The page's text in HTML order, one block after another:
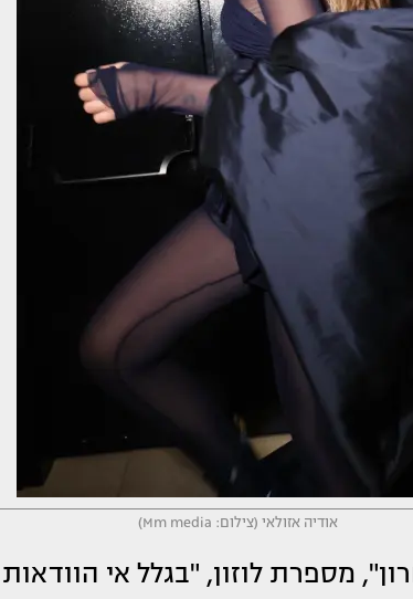
אודיה אזולאי (צילום: Mm media)
מספרת לוזון, "בגלל אי